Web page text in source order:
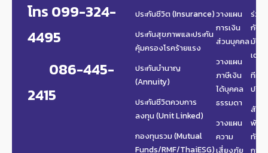
โทร 099-324-
4495
086-445-
2415
ประกันชีวิต (Insurance)
ประกันสุขภาพและประกัน
คุ้มครองโรคร้ายแรง
ประกันบำนาญ
(Annuity)
ประกันชีวิตควบการ
ลงทุน (Unit Linked)
กองทุนรวม (Mutual
Funds/RMF/ThaiESG)
วางแผน
การเงิน
ส่วนบุคคล
วางแผน
ภาษีเงิน
ได้บุคคล
ธรรมดา
วางแผน
ความ
เสี่ยงภัย
ร่วม
กับไ
มันนี่
เตอร์
ทีมที่
ปรึก
สัมม
พัฒ
ทักษะ
การ